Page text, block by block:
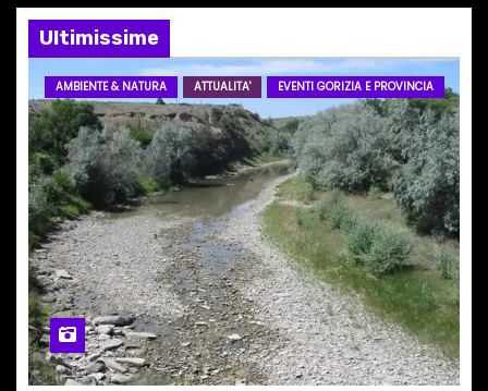
a
r
t
i
c
o
l
i
Ultimissime
AMBIENTE & NATURA ATTUALITA' EVENTI GORIZIA E PROVINCIA